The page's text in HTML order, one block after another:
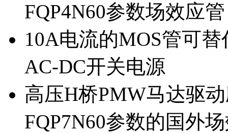
FQP4N60参数场效应
10A电流的MOS管可
AC-DC开关电源
高压H桥PMW马达驱
FQP7N60参数的国外